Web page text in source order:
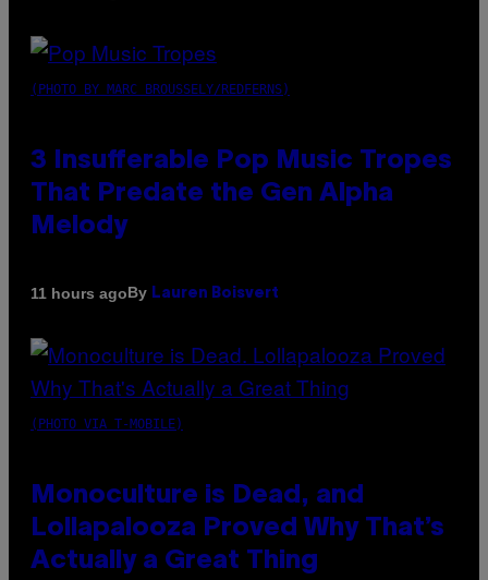
(PHOTO BY MARC BROUSSELY/REDFERNS)
3 Insufferable Pop Music Tropes
That Predate the Gen Alpha
Melody
11 hours agoBy Lauren Boisvert
(PHOTO VIA T-MOBILE)
Monoculture is Dead, and
Lollapalooza Proved Why That’s
Actually a Great Thing